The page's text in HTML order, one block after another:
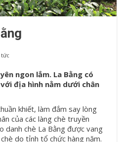
tức
ngon lắm. La Bằng có
địa hình nằm dưới chân
khiết, làm đắm say lòng
của các làng chè truyền
danh chè La Bằng được vang
do tỉnh tổ chức hàng năm.